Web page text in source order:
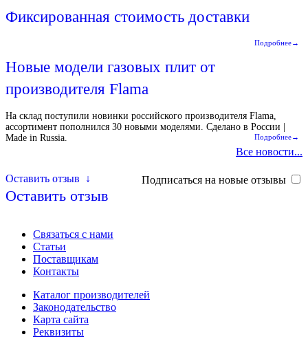
Фиксированная стоимость доставки
Подробнее→
Новые модели газовых плит от
производителя Flama
На склад поступили новинки российского производителя Flama,
ассортимент пополнился 30 новыми моделями. Сделано в России |
Made in Russia.
Подробнее→
Все новости...
Подписаться на новые отзывы
Оставить отзыв ↓
Оставить отзыв
Связаться с нами
Статьи
Поставщикам
Контакты
Каталог производителей
Законодательство
Карта сайта
Реквизиты